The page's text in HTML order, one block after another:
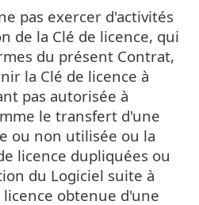
pas exercer d'activités
de la Clé de licence, qui
du présent Contrat,
la Clé de licence à
pas autorisée à
le transfert d'une
ou non utilisée ou la
licence dupliquées ou
du Logiciel suite à
obtenue d'une